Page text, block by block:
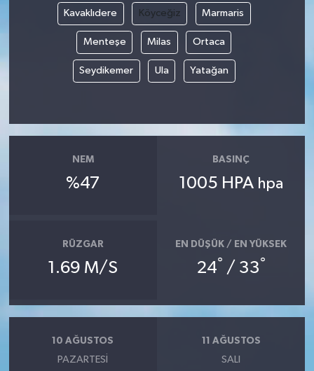
Kavaklıdere Köyceğiz Marmaris
Menteşe Milas Ortaca
Seydikemer Ula Yatağan
NEM
%47
BASINÇ
1005 HPA hpa
RÜZGAR
1.69 M/S
EN DÜŞÜK / EN YÜKSEK
24° / 33°
10 AĞUSTOS
PAZARTESI
11 AĞUSTOS
SALI